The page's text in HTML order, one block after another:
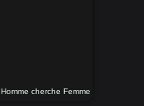
Homme cherche Femme